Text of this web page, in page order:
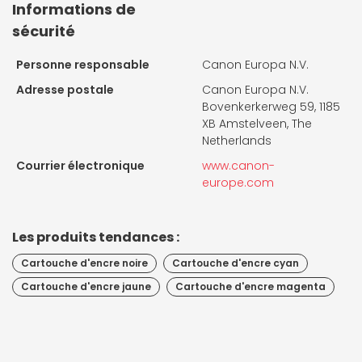
Informations de
sécurité
Personne responsable
Canon Europa N.V.
Adresse postale
Canon Europa N.V.
Bovenkerkerweg 59, 1185
XB Amstelveen, The
Netherlands
Courrier électronique
www.canon-
europe.com
Les produits tendances :
Cartouche d'encre noire
Cartouche d'encre cyan
Cartouche d'encre jaune
Cartouche d'encre magenta